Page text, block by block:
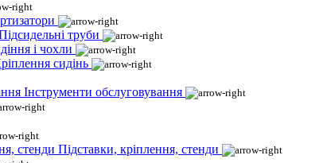
труби
і чохли
сидінь
Інструменти обслуговування
Підставки, кріплення, стенди